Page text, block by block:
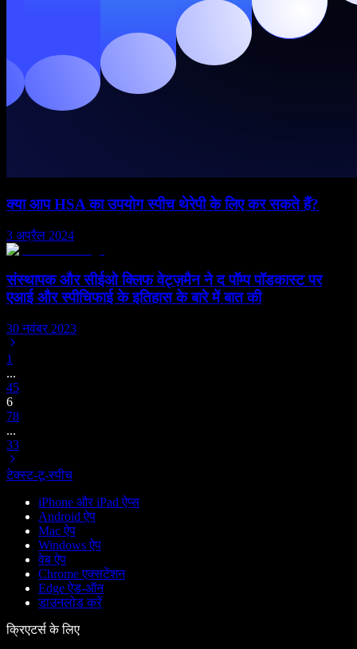
क्या आप HSA का उपयोग स्पीच थेरेपी के लिए कर सकते हैं?
3 अप्रैल 2024
संस्थापक और सीईओ क्लिफ वेट्ज़मैन ने द पॉम्प पॉडकास्ट पर
एआई और स्पीचिफाई के इतिहास के बारे में बात की
30 नवंबर 2023
1
...
45
6
78
...
33
टेक्स्ट-टू-स्पीच
iPhone और iPad ऐप्स
Android ऐप
Mac ऐप
Windows ऐप
वेब ऐप
Chrome एक्सटेंशन
Edge ऐड-ऑन
डाउनलोड करें
क्रिएटर्स के लिए